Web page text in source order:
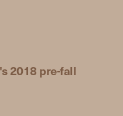
2018 pre-fall